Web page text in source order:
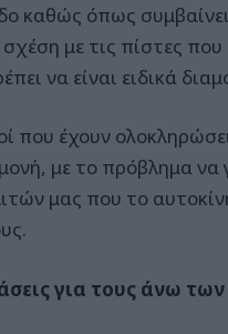
καθώς όπως
με τις πίστες
να είναι ειδικά
που έχουν
με το πρόβλημα να
μας που το
για τους άνω